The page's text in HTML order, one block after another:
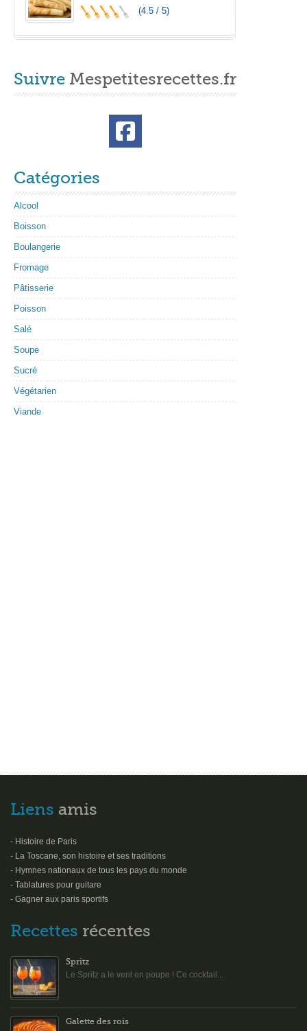
(4.5 / 5)
Suivre Mespetitesrecettes.fr
Catégories
Alcool
Boisson
Boulangerie
Fromage
Pâtisserie
Poisson
Salé
Soupe
Sucré
Végétarien
Viande
Liens amis
- Histoire de Paris
- La Toscane, son histoire et ses traditions
- Hymnes nationaux de tous les pays du monde
- Tablatures pour guitare
- Gagner aux paris sportifs
Recettes récentes
Spritz
Le Spritz a le vent en poupe ! Ce cocktail...
Galette des rois